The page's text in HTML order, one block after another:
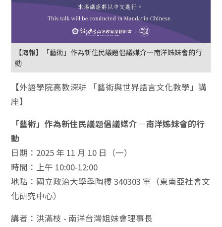
【海報】「藝術」作為新住民議題倡議媒介—南洋姊妹會的行
動
【外語學院高教深耕 「藝術與世界語言文化教學」講
座】
「藝術」作為新住民議題倡議媒介—南洋姊妹會的行
動
日期：2025 年 11 月 10 日（一）
時間：上午 10:00-12:00
地點：國立政治大學季陶樓 340303 室（東南亞社會文
化研究中心）
講者：洪滿枝 - 南洋台灣姐妹會理事長